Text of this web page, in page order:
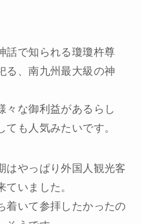
話で知られる瓊瓊杵尊
る、南九州最大級の神
々な御利益があるらし
ても人気みたいです。
はやっぱり外国人観光客
いました。
着いて参拝したかったの